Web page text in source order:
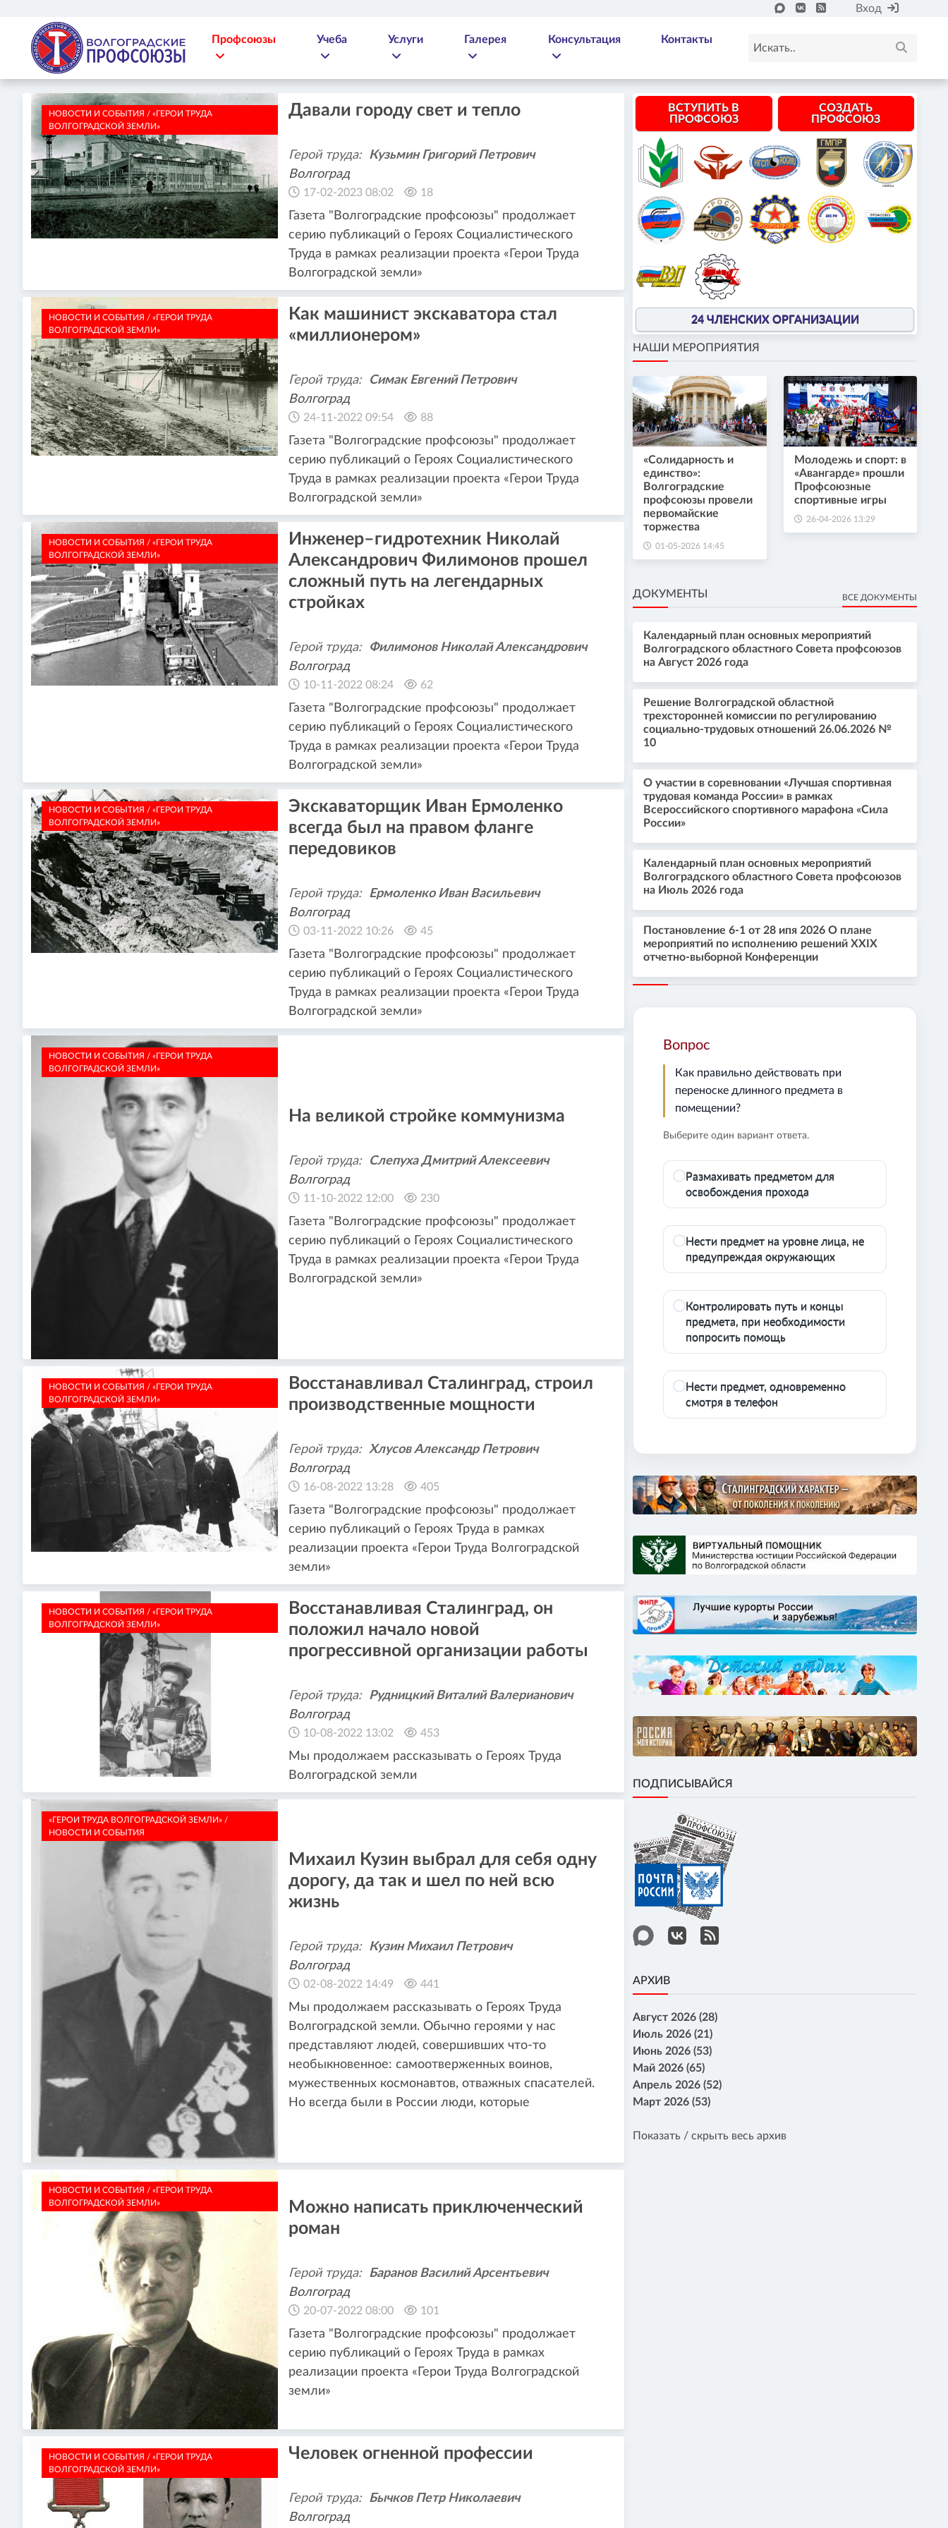
Вход
Профсоюзы Учеба Услуги Галерея Консультация Контакты
НОВОСТИ И СОБЫТИЯ / «ГЕРОИ ТРУДА
ВОЛГОГРАДСКОЙ ЗЕМЛИ»
Давали городу свет и тепло
Герой труда: Кузьмин Григорий Петрович
Волгоград
17-02-2023 08:02 18
Газета "Волгоградские профсоюзы" продолжает
серию публикаций о Героях Социалистического
Труда в рамках реализации проекта «Герои Труда
Волгоградской земли»
НОВОСТИ И СОБЫТИЯ / «ГЕРОИ ТРУДА
ВОЛГОГРАДСКОЙ ЗЕМЛИ»
Как машинист экскаватора стал
«миллионером»
Герой труда:
Симак Евгений Петрович
Волгоград
24-11-2022 09:54 88
Газета "Волгоградские профсоюзы" продолжает
серию публикаций о Героях Социалистического
Труда в рамках реализации проекта «Герои Труда
Волгоградской земли»
НОВОСТИ И СОБЫТИЯ / «ГЕРОИ ТРУДА
ВОЛГОГРАДСКОЙ ЗЕМЛИ»
Инженер–гидротехник Николай
Александрович Филимонов прошел
сложный путь на легендарных
стройках
Герой труда:
Филимонов Николай Александрович
Волгоград
10-11-2022 08:24 62
Газета "Волгоградские профсоюзы" продолжает
серию публикаций о Героях Социалистического
Труда в рамках реализации проекта «Герои Труда
Волгоградской земли»
НОВОСТИ И СОБЫТИЯ / «ГЕРОИ ТРУДА
ВОЛГОГРАДСКОЙ ЗЕМЛИ»
Экскаваторщик Иван Ермоленко
всегда был на правом фланге
передовиков
Герой труда: Ермоленко Иван Васильевич
Волгоград
03-11-2022 10:26 45
Газета "Волгоградские профсоюзы" продолжает
серию публикаций о Героях Социалистического
Труда в рамках реализации проекта «Герои Труда
Волгоградской земли»
НОВОСТИ И СОБЫТИЯ / «ГЕРОИ ТРУДА
ВОЛГОГРАДСКОЙ ЗЕМЛИ»
На великой стройке коммунизма
Герой труда:
Слепуха Дмитрий Алексеевич
Волгоград
11-10-2022 12:00 230
Газета "Волгоградские профсоюзы" продолжает
серию публикаций о Героях Социалистического
Труда в рамках реализации проекта «Герои Труда
Волгоградской земли»
НОВОСТИ И СОБЫТИЯ / «ГЕРОИ ТРУДА
ВОЛГОГРАДСКОЙ ЗЕМЛИ»
Восстанавливал Сталинград, строил
производственные мощности
Герой труда: Хлусов Александр Петрович
Волгоград
16-08-2022 13:28 405
Газета "Волгоградские профсоюзы" продолжает
серию публикаций о Героях Труда в рамках
реализации проекта «Герои Труда Волгоградской
земли»
НОВОСТИ И СОБЫТИЯ / «ГЕРОИ ТРУДА
ВОЛГОГРАДСКОЙ ЗЕМЛИ»
Восстанавливая Сталинград, он
положил начало новой
прогрессивной организации работы
Герой труда: Рудницкий Виталий Валерианович
Волгоград
10-08-2022 13:02 453
Мы продолжаем рассказывать о Героях Труда
Волгоградской земли
«ГЕРОИ ТРУДА ВОЛГОГРАДСКОЙ ЗЕМЛИ» /
НОВОСТИ И СОБЫТИЯ
Михаил Кузин выбрал для себя одну
дорогу, да так и шел по ней всю
жизнь
Герой труда: Кузин Михаил Петрович
Волгоград
02-08-2022 14:49 441
Мы продолжаем рассказывать о Героях Труда
Волгоградской земли. Обычно героями у нас
представляют людей, совершивших что-то
необыкновенное: самоотверженных воинов,
мужественных космонавтов, отважных спасателей.
Но всегда были в России люди, которые
НОВОСТИ И СОБЫТИЯ / «ГЕРОИ ТРУДА
ВОЛГОГРАДСКОЙ ЗЕМЛИ»
Можно написать приключенческий
роман
Герой труда: Баранов Василий Арсентьевич
Волгоград
20-07-2022 08:00 101
Газета "Волгоградские профсоюзы" продолжает
серию публикаций о Героях Труда в рамках
реализации проекта «Герои Труда Волгоградской
земли»
НОВОСТИ И СОБЫТИЯ / «ГЕРОИ ТРУДА
ВОЛГОГРАДСКОЙ ЗЕМЛИ»
Человек огненной профессии
Герой труда: Бычков Петр Николаевич
Волгоград
ВСТУПИТЬ В
ПРОФСОЮЗ
СОЗДАТЬ
ПРОФСОЮЗ
24 ЧЛЕНСКИХ ОРГАНИЗАЦИИ
НАШИ МЕРОПРИЯТИЯ
«Солидарность и
единство»:
Волгоградские
профсоюзы провели
первомайские
торжества
01-05-2026 14:45
Молодежь и спорт: в
«Авангарде» прошли
Профсоюзные
спортивные игры
26-04-2026 13:29
ДОКУМЕНТЫ ВСЕ ДОКУМЕНТЫ
Календарный план основных мероприятий
Волгоградского областного Совета профсоюзов
на Август 2026 года
Решение Волгоградской областной
трехсторонней комиссии по регулированию
социально-трудовых отношений 26.06.2026 №
10
О участии в соревновании «Лучшая спортивная
трудовая команда России» в рамках
Всероссийского спортивного марафона «Сила
России»
Календарный план основных мероприятий
Волгоградского областного Совета профсоюзов
на Июль 2026 года
Постановление 6-1 от 28 ипя 2026 О плане
мероприятий по исполнению решений XXIX
отчетно-выборной Конференции
Вопрос
Как правильно действовать при
переноске длинного предмета в
помещении?
Выберите один вариант ответа.
Размахивать предметом для
освобождения прохода
Нести предмет на уровне лица, не
предупреждая окружающих
Контролировать путь и концы
предмета, при необходимости
попросить помощь
Нести предмет, одновременно
смотря в телефон
ПОДПИСЫВАЙСЯ
АРХИВ
Август 2026 (28)
Июль 2026 (21)
Июнь 2026 (53)
Май 2026 (65)
Апрель 2026 (52)
Март 2026 (53)
Показать / скрыть весь архив